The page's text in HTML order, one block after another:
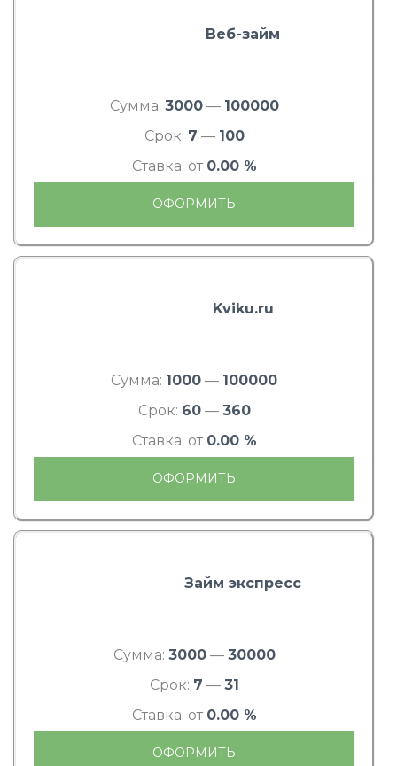
Веб-займ
Сумма: 3000— 100000
Срок: 7 — 100
Ставка: от 0.00 %
ОФОРМИТЬ
Kviku.ru
Сумма: 1000 — 100000
Срок: 60— 360
Ставка: от 0.00 %
ОФОРМИТЬ
Займ экспресс
Сумма: 3000— 30000
Срок: 7 — 31
Ставка: от 0.00 %
ОФОРМИТЬ